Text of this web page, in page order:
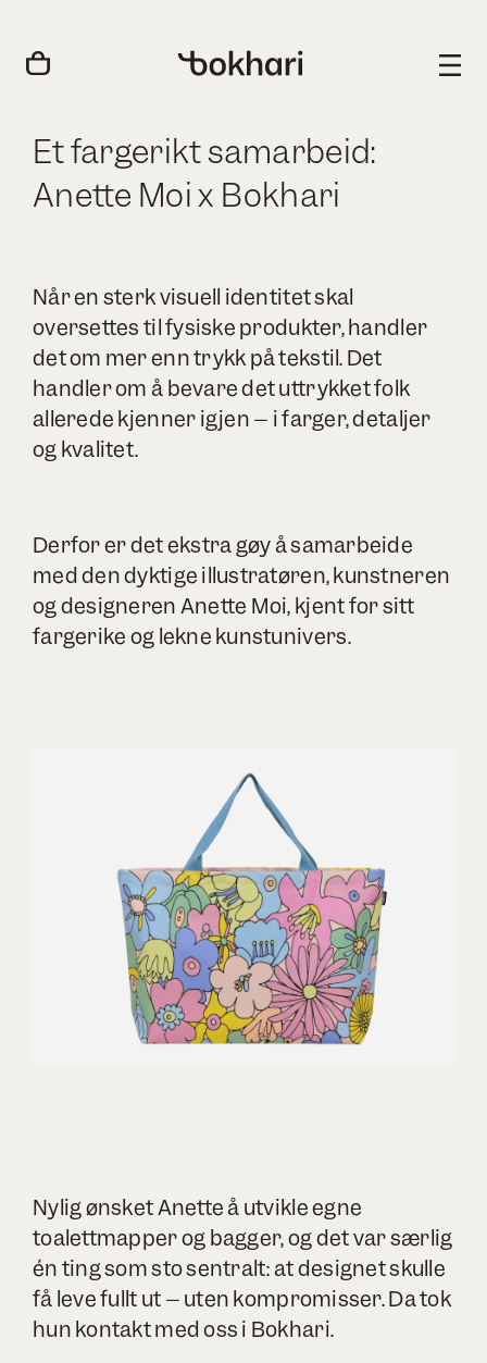
Et fargerikt samarbeid:
Anette Moi x Bokhari
Når en sterk visuell identitet skal
oversettes til fysiske produkter, handler
det om mer enn trykk på tekstil. Det
handler om å bevare det uttrykket folk
allerede kjenner igjen – i farger, detaljer
og kvalitet.
Derfor er det ekstra gøy å samarbeide
med den dyktige illustratøren, kunstneren
og designeren Anette Moi, kjent for sitt
fargerike og lekne kunstunivers.
Nylig ønsket Anette å utvikle egne
toalettmapper og bagger, og det var særlig
én ting som sto sentralt: at designet skulle
få leve fullt ut – uten kompromisser. Da tok
hun kontakt med oss i Bokhari.